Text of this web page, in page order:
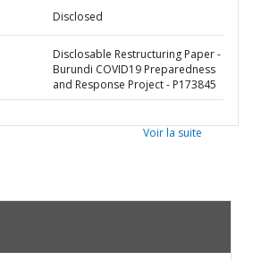
Disclosed
Disclosable Restructuring Paper -
Burundi COVID19 Preparedness
and Response Project - P173845
Voir la suite